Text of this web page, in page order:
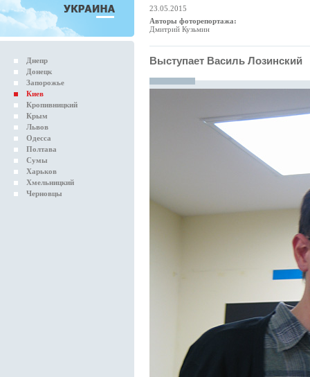
Днепр
Донецк
Запорожье
Киев
Кропивницкий
Крым
Львов
Одесса
Полтава
Сумы
Харьков
Хмельницкий
Черновцы
23.05.2015
Авторы фоторепортажа:
Дмитрий Кузьмин
Выступает Василь Лозинский